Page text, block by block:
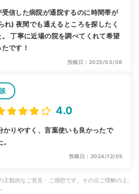
信した病院が通院するのに時間帯が
れ) 夜間でも通えるところを探したく
丁寧に近場の院を調べてくれて希望
です！
投稿日：2025/03/08
4.0
かりやすく、言葉使いも良かったで
投稿日：2024/12/05
観的なご意見・ご感想です。その点ご理解の上、